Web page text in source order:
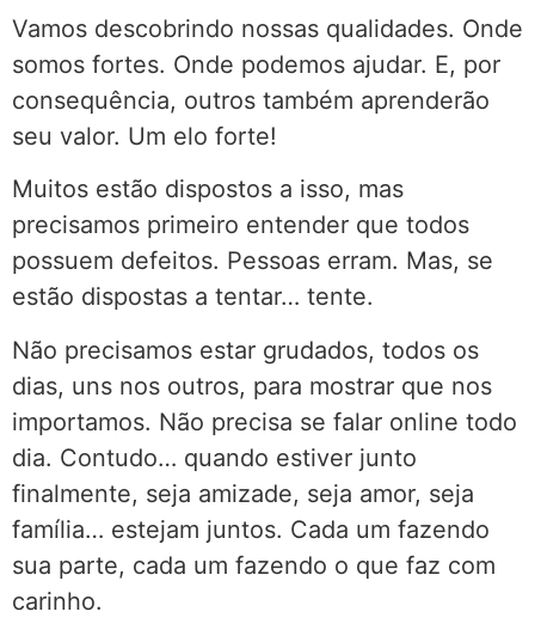
Vamos descobrindo nossas qualidades. Onde
somos fortes. Onde podemos ajudar. E, por
consequência, outros também aprenderão
seu valor. Um elo forte!
Muitos estão dispostos a isso, mas
precisamos primeiro entender que todos
possuem defeitos. Pessoas erram. Mas, se
estão dispostas a tentar… tente.
Não precisamos estar grudados, todos os
dias, uns nos outros, para mostrar que nos
importamos. Não precisa se falar online todo
dia. Contudo… quando estiver junto
finalmente, seja amizade, seja amor, seja
família… estejam juntos. Cada um fazendo
sua parte, cada um fazendo o que faz com
carinho.